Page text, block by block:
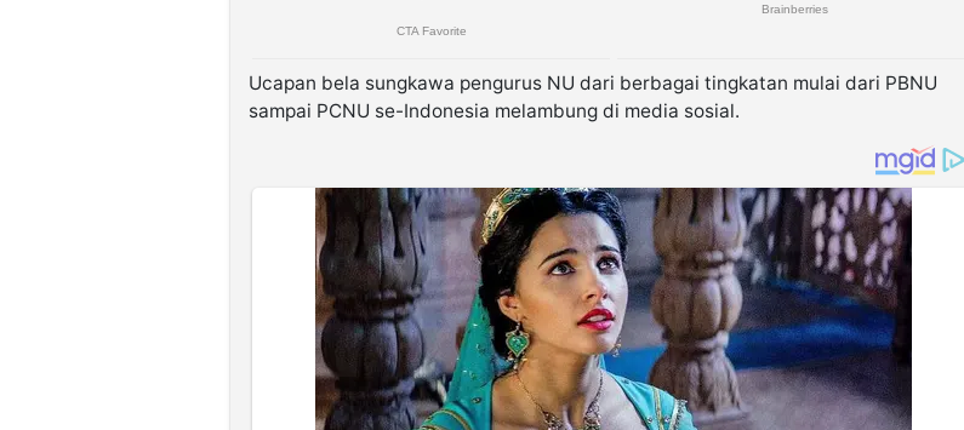
Ucapan bela sungkawa pengurus NU dari berbagai tingkatan mulai dari PBNU
sampai PCNU se-Indonesia melambung di media sosial.